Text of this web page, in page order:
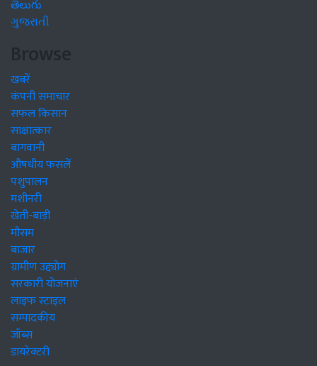
తెలుగు
ગુજરાતી
Browse
खबरें
कंपनी समाचार
सफल किसान
साक्षात्कार
बागवानी
औषधीय फसलें
पशुपालन
मशीनरी
खेती-बाड़ी
मौसम
बाजार
ग्रामीण उद्द्योग
सरकारी योजनाएं
लाइफ स्टाइल
सम्पादकीय
जॉब्स
डायरेक्टरी